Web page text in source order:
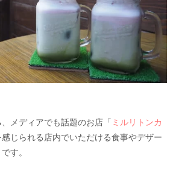
メディアでも話題のお店「 ミルリトンカ
感じられる店内でいただける食事やデザー
す。